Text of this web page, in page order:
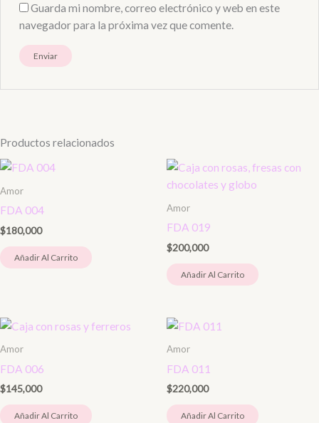
Guarda mi nombre, correo electrónico y web en este
navegador para la próxima vez que comente.
Productos relacionados
Amor
FDA 004
$180,000
Añadir Al Carrito
Amor
FDA 019
$200,000
Añadir Al Carrito
Amor
FDA 006
$145,000
Añadir Al Carrito
Amor
FDA 011
$220,000
Añadir Al Carrito